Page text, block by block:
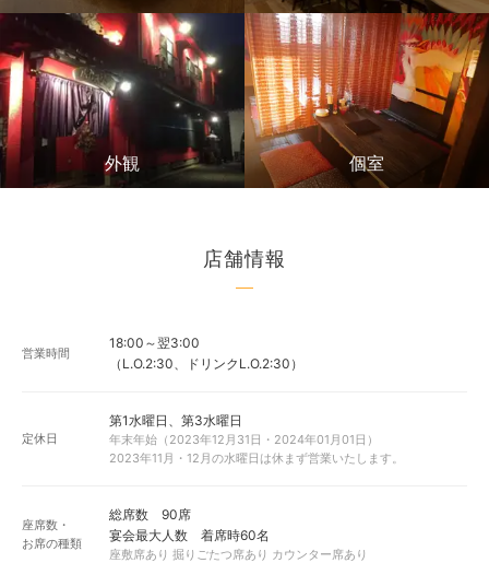
外観 個室
店舗情報
営業時間
18:00～翌3:00
（L.O.2:30、ドリンクL.O.2:30）
定休日
第1水曜日、第3水曜日
年末年始（2023年12月31日・2024年01月01日）
2023年11月・12月の水曜日は休まず営業いたします。
座席数・
お席の種類
総席数 90席
宴会最大人数 着席時60名
座敷席あり 掘りごたつ席あり カウンター席あり